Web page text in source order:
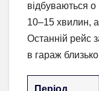
відбуваються
10–15 хвилин,
Останній рейс
в гараж
Період